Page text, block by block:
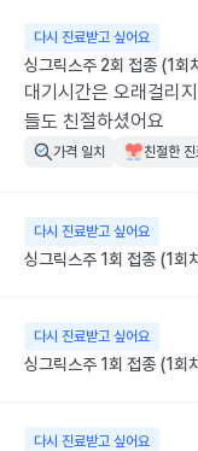
다시 진료받고 싶어요
싱그릭스주 2회 접종 (1회
대기시간은 오래걸리
들도 친절하셨어요
가격 일치 친절한
다시 진료받고 싶어요
싱그릭스주 1회 접종 (1회
다시 진료받고 싶어요
싱그릭스주 1회 접종 (1회
다시 진료받고 싶어요